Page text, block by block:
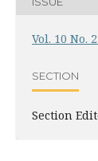
Vol. 10 No.
SECTION
Section